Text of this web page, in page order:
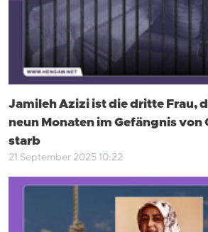
Jamileh Azizi ist die dritte Frau,
neun Monaten im Gefängnis von
starb
21 September 2025 10:22